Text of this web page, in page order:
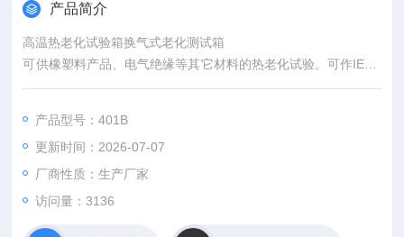
产品简介
高温热老化试验箱换气式老化测试箱
可供橡塑料产品、电气绝缘等其它材料的热老化试验。可作IEC5
40《电缆及软线的绝缘和护套的试验方法（弹性和热塑塑料）》
产品型号：401B
更新时间：2026-07-07
厂商性质：生产厂家
访问量：3136